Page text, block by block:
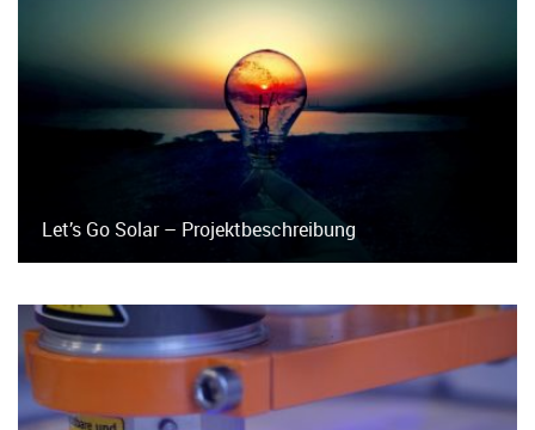
Let’s Go Solar – Projektbeschreibung